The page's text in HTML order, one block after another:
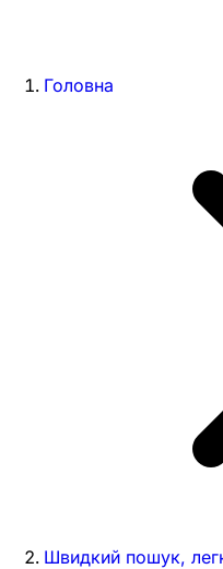
Головна
Швидкий пошук,